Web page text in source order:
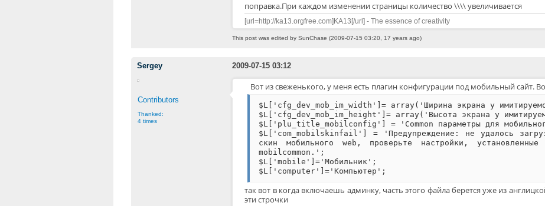
поправка.При каждом изменении страницы количество \\\\ увеличивается
[url=http://ka13.orgfree.com]KA13[/url] - The essence of creativity
This post was edited by SunChase (2009-07-15 03:20, 17 years ago)
Sergey 2009-07-15 03:12
Contributors
Thanked:
4 times
Вот из свеженького, у меня есть плагин конфигурации под мобильный сайт.
$L['cfg_dev_mob_im_width']= array('Ширина экрана у
$L['cfg_dev_mob_im_height']= array('Высота экрана у
$L['plu_title_mobilconfig'] = 'Common параметры для
$L['com_mobilskinfail'] = 'Предупреждение: не удалось
скин мобильного web, проверьте настройки,
mobilcommon.';
$L['mobile']='Мобильник';
$L['computer']='Компьютер';
так вот в когда включаешь админку, часть этого файла берется уже из
эти строчки